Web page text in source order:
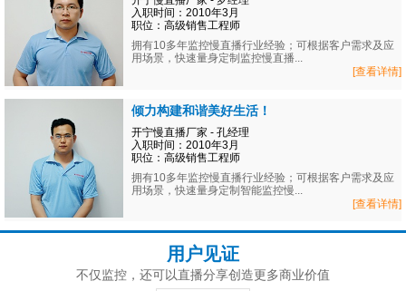
入职时间：2010年3月
职位：高级销售工程师
拥有10多年监控慢直播行业经验；可根据客户需求及应
用场景，快速量身定制监控慢直播...
[查看详情]
倾力构建和谐美好生活！
开宁慢直播厂家 - 孔经理
入职时间：2010年3月
职位：高级销售工程师
拥有10多年监控慢直播行业经验；可根据客户需求及应
用场景，快速量身定制智能监控慢...
[查看详情]
用户见证
不仅监控，还可以直播分享创造更多商业价值